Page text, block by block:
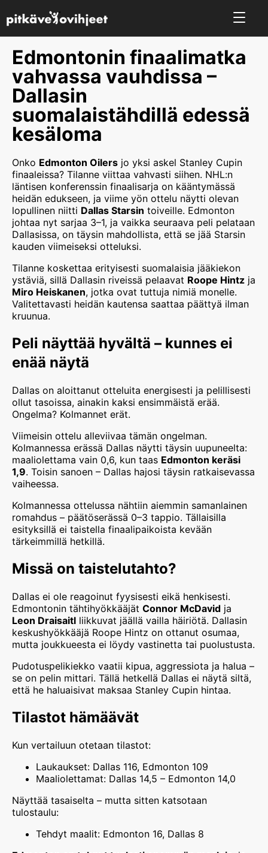
Edmontonin finaalimatka
vahvassa vauhdissa –
Dallasin
suomalaistähdillä edessä
kesäloma
Onko Edmonton Oilers jo yksi askel Stanley Cupin
finaaleissa? Tilanne viittaa vahvasti siihen. NHL:n
läntisen konferenssin finaalisarja on kääntymässä
heidän edukseen, ja viime yön ottelu näytti olevan
lopullinen niitti Dallas Starsin toiveille. Edmonton
johtaa nyt sarjaa 3–1, ja vaikka seuraava peli pelataan
Dallasissa, on täysin mahdollista, että se jää Starsin
kauden viimeiseksi otteluksi.
Tilanne koskettaa erityisesti suomalaisia jääkiekon
ystäviä, sillä Dallasin riveissä pelaavat Roope Hintz ja
Miro Heiskanen, jotka ovat tuttuja nimiä monelle.
Valitettavasti heidän kautensa saattaa päättyä ilman
kruunua.
Peli näyttää hyvältä – kunnes ei
enää näytä
Dallas on aloittanut otteluita energisesti ja pelillisesti
ollut tasoissa, ainakin kaksi ensimmäistä erää.
Ongelma? Kolmannet erät.
Viimeisin ottelu alleviivaa tämän ongelman.
Kolmannessa erässä Dallas näytti täysin uupuneelta:
maaliolettama vain 0,6, kun taas Edmonton keräsi
1,9. Toisin sanoen – Dallas hajosi täysin ratkaisevassa
vaiheessa.
Kolmannessa ottelussa nähtiin aiemmin samanlainen
romahdus – päätöserässä 0–3 tappio. Tällaisilla
esityksillä ei taistella finaalipaikoista kevään
tärkeimmillä hetkillä.
Missä on taistelutahto?
Dallas ei ole reagoinut fyysisesti eikä henkisesti.
Edmontonin tähtihyökkääjät Connor McDavid ja
Leon Draisaitl liikkuvat jäällä vailla häiriötä. Dallasin
keskushyökkääjä Roope Hintz on ottanut osumaa,
mutta joukkueesta ei löydy vastinetta tai puolustusta.
Pudotuspelikiekko vaatii kipua, aggressiota ja halua –
se on pelin mittari. Tällä hetkellä Dallas ei näytä siltä,
että he haluaisivat maksaa Stanley Cupin hintaa.
Tilastot hämäävät
Kun vertailuun otetaan tilastot:
Laukaukset: Dallas 116, Edmonton 109
Maaliolettamat: Dallas 14,5 – Edmonton 14,0
Näyttää tasaiselta – mutta sitten katsotaan
tulostaulu:
Tehdyt maalit: Edmonton 16, Dallas 8